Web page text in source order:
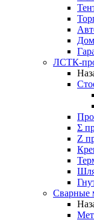
ЛСТК-
Σ
Z
Сварные